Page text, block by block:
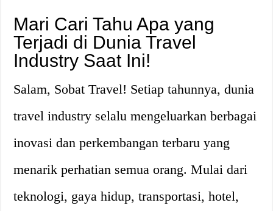
Mari Cari Tahu Apa yang
Terjadi di Dunia Travel
Industry Saat Ini!
Salam, Sobat Travel! Setiap tahunnya, dunia
travel industry selalu mengeluarkan berbagai
inovasi dan perkembangan terbaru yang
menarik perhatian semua orang. Mulai dari
teknologi, gaya hidup, transportasi, hotel,